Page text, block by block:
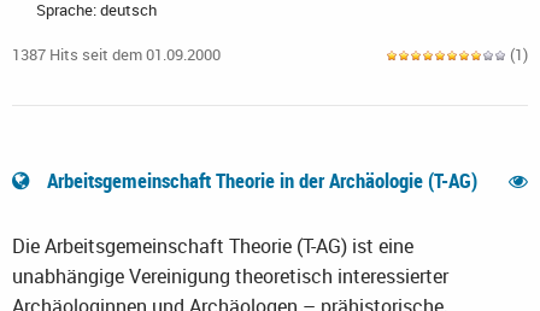
Sprache: deutsch
1387 Hits seit dem 01.09.2000 (1)
Arbeitsgemeinschaft Theorie in der Archäologie (T-AG)
Die Arbeitsgemeinschaft Theorie (T-AG) ist eine
unabhängige Vereinigung theoretisch interessierter